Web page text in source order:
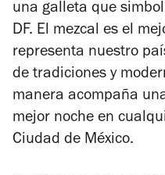
una galleta que
DF. El mezcal es el
representa nuestro
de tradiciones y
manera acompaña
mejor noche en
Ciudad de México.